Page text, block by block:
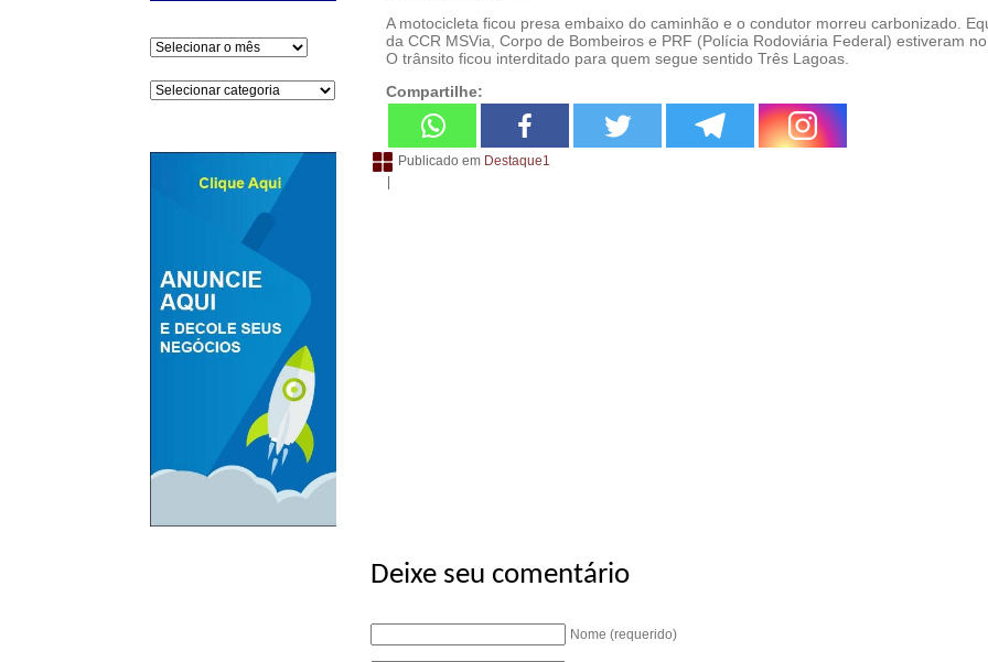
Arquivos
Categorias
A motocicleta ficou presa embaixo do caminhão e o condutor morreu carbonizado.
da CCR MSVia, Corpo de Bombeiros e PRF (Polícia Rodoviária Federal) estiveram
O trânsito ficou interditado para quem segue sentido Três Lagoas.
Compartilhe:
Publicado em Destaque1
|
Deixe seu comentário
Nome (requerido)